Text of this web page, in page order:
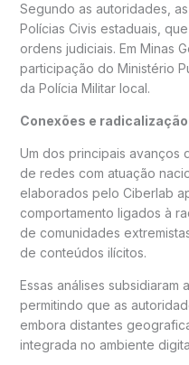
Segundo as autoridades,
Polícias Civis estaduais,
ordens judiciais. Em Minas
participação do Ministério
da Polícia Militar local.
Conexões e
Um dos principais avanços
de redes com atuação
elaborados pelo Ciberlab
comportamento ligados à
de comunidades
de conteúdos ilícitos.
Essas análises subsidiaram
permitindo que as
embora distantes
integrada no ambiente